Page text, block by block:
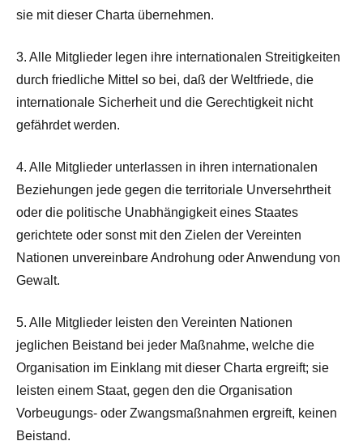
sie mit dieser Charta übernehmen.
3. Alle Mitglieder legen ihre internationalen Streitigkeiten
durch friedliche Mittel so bei, daß der Weltfriede, die
internationale Sicherheit und die Gerechtigkeit nicht
gefährdet werden.
4. Alle Mitglieder unterlassen in ihren internationalen
Beziehungen jede gegen die territoriale Unversehrtheit
oder die politische Unabhängigkeit eines Staates
gerichtete oder sonst mit den Zielen der Vereinten
Nationen unvereinbare Androhung oder Anwendung von
Gewalt.
5. Alle Mitglieder leisten den Vereinten Nationen
jeglichen Beistand bei jeder Maßnahme, welche die
Organisation im Einklang mit dieser Charta ergreift; sie
leisten einem Staat, gegen den die Organisation
Vorbeugungs- oder Zwangsmaßnahmen ergreift, keinen
Beistand.